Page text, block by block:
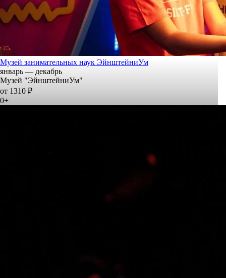
Музей занимательных наук ЭйнштейниУм
январь — декабрь
Музей "ЭйнштейниУм"
от 1310 ₽
0+